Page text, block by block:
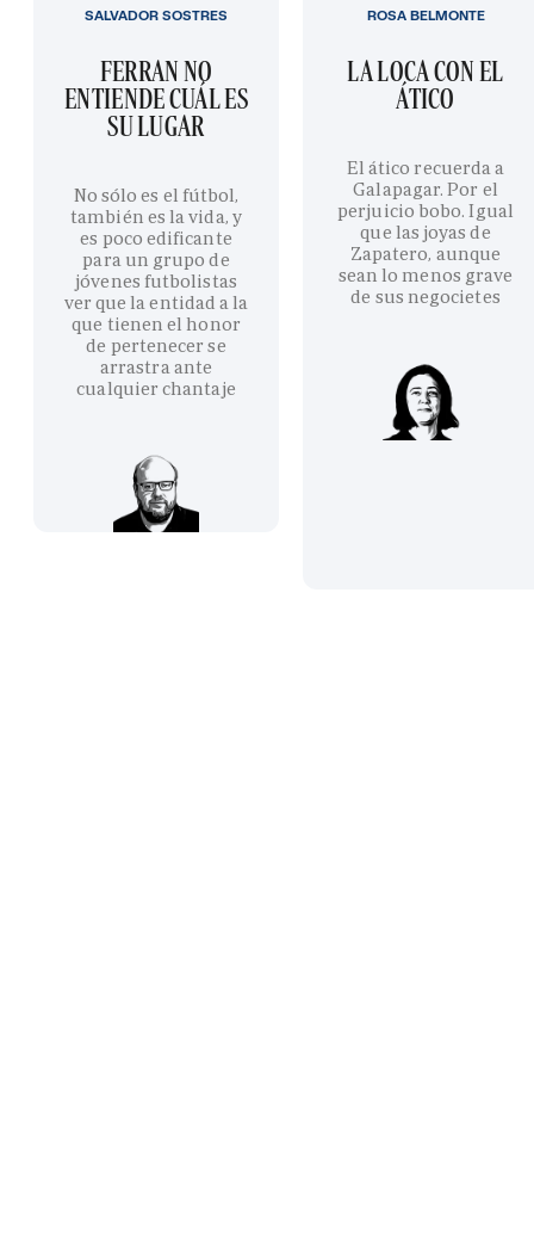
FERRAN NO
ENTIENDE CUÁL ES
SU LUGAR
No sólo es el fútbol,
también es la vida, y
es poco edificante
para un grupo de
jóvenes futbolistas
ver que la entidad a la
que tienen el honor
de pertenecer se
arrastra ante
cualquier chantaje
SALVADOR SOSTRES
LA LOCA CON EL
ÁTICO
El ático recuerda a
Galapagar. Por el
perjuicio bobo. Igual
que las joyas de
Zapatero, aunque
sean lo menos grave
de sus negocietes
ROSA BELMONTE